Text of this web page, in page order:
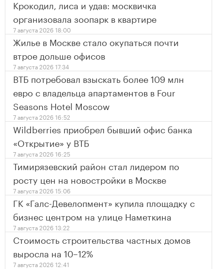
Крокодил, лиса и удав: москвичка
организовала зоопарк в квартире
7 августа 2026 18:00
Жилье в Москве стало окупаться почти
втрое дольше офисов
7 августа 2026 17:34
ВТБ потребовал взыскать более 109 млн
евро с владельца апартаментов в Four
Seasons Hotel Moscow
7 августа 2026 16:52
Wildberries приобрел бывший офис банка
«Открытие» у ВТБ
7 августа 2026 16:25
Тимирязевский район стал лидером по
росту цен на новостройки в Москве
7 августа 2026 15:06
ГК «Галс-Девелопмент» купила площадку с
бизнес центром на улице Наметкина
7 августа 2026 13:22
Стоимость строительства частных домов
выросла на 10–12%
7 августа 2026 12:41